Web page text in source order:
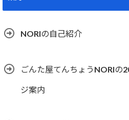
NORIの自己紹介
ごんた屋てんちょうNORIの
ジ案内